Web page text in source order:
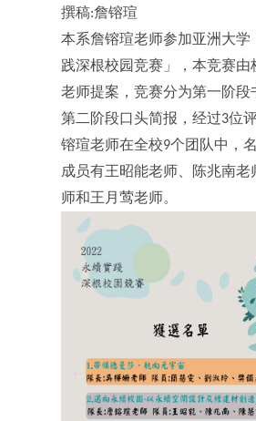
撰稿:詹镕瑄
本系詹镕瑄老师参加亚洲大学
践深根校园竞赛」，本竞赛由
老师提案，竞赛分为第一阶段
第二阶段口头简报，经过3位
镕瑄老师在全校9个团队中，
成员有王昭能老师、陈兆南老
师和王月莺老师。